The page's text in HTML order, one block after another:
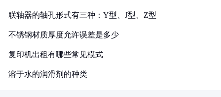
联轴器的轴孔形式有三种：Y型、J型、Z型
不锈钢材质厚度允许误差是多少
复印机出租有哪些常见模式
溶于水的润滑剂的种类